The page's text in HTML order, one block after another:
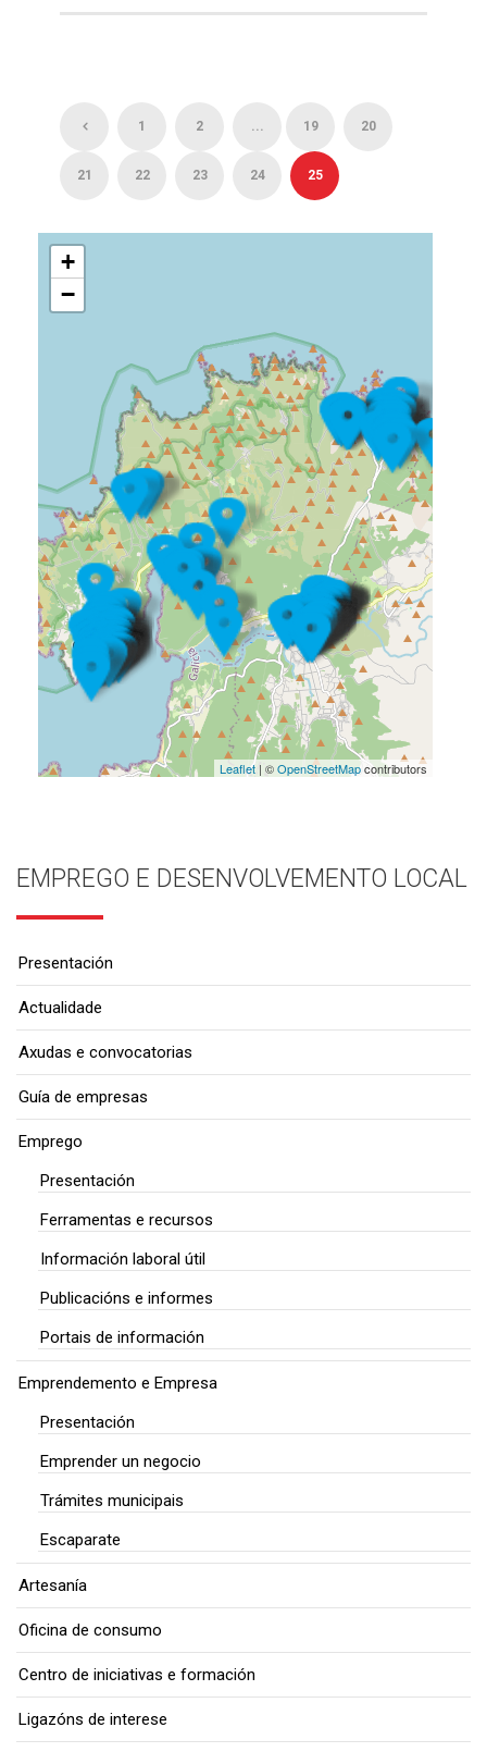
1 2 ... 19 20
21 22 23 24 25
+
−
Leaflet| ©OpenStreetMapcontributors
EMPREGO E DESENVOLVEMENTO LOCAL
Presentación
Actualidade
Axudas e convocatorias
Guía de empresas
Emprego
Presentación
Ferramentas e recursos
Información laboral útil
Publicacións e informes
Portais de información
Emprendemento e Empresa
Presentación
Emprender un negocio
Trámites municipais
Escaparate
Artesanía
Oficina de consumo
Centro de iniciativas e formación
Ligazóns de interese